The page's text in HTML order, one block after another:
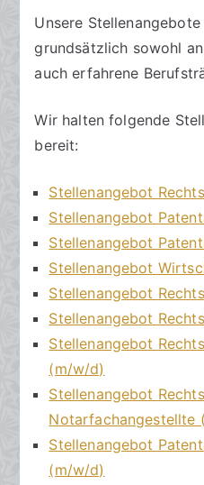
R
c
h
s
a
w
ä
l
t
e
ö
f
e
n
l
i
c
h
.
a
m
n
t
r
e
Job
in
Hannover
Unsere
grundsätzlich sowohl
auch erfahrene
Wir halten folgende
bereit:
Stellenangebot
Stellenangebot
Stellenangebot
Stellenangebot
Stellenangebot
Stellenangebot
Stellenangebot
(m/w/d)
Stellenangebot
Notarfachangestellte
Stellenangebot
(m/w/d)